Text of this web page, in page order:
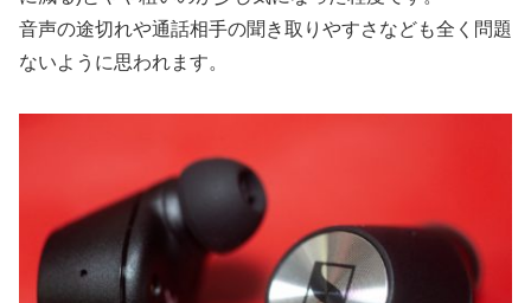
音声の途切れや通話相手の聞き取りやすさなども全く問題
ないように思われます。